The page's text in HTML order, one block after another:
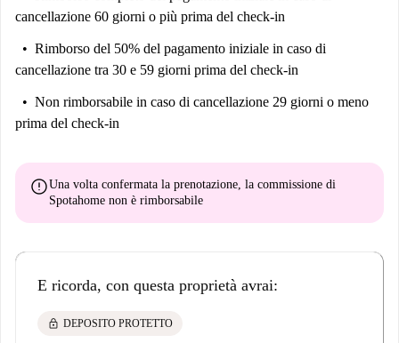
cancellazione 60 giorni o più prima del check-in
Rimborso del 50% del pagamento iniziale in caso di
cancellazione tra 30 e 59 giorni prima del check-in
Non rimborsabile in caso di cancellazione 29 giorni o meno
prima del check-in
errorUna volta confermata la prenotazione, la commissione di
Spotahome non è rimborsabile
E ricorda, con questa proprietà avrai:
lock DEPOSITO PROTETTO